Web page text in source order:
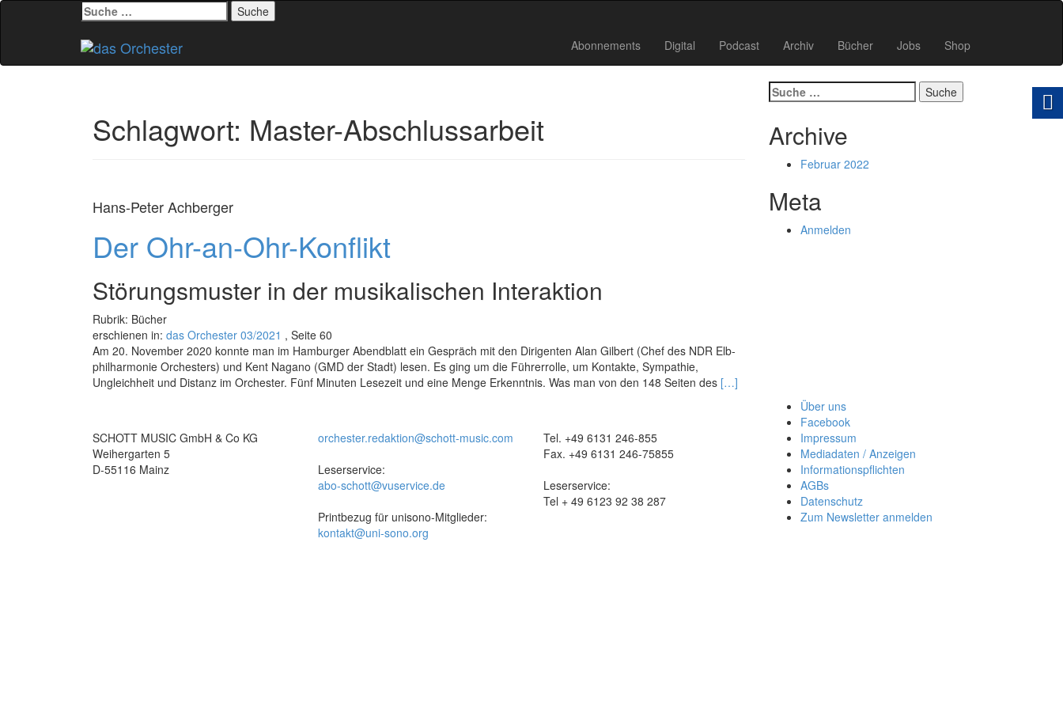
Suche
nach:
springen
Abonnements Digital Podcast Archiv Bücher Jobs Shop
Schlagwort: Master-Abschlussarbeit
Hans-Peter Achberger
Der Ohr-an-Ohr-Konflikt
Störungsmuster in der musikalischen Interaktion
Rubrik: Bücher
erschienen in: das Orchester 03/2021 , Seite 60
Am 20. November 2020 konn­te man im Hamburger Abendblatt ein Gespräch mit den Dirigenten Alan Gilbert (Chef des NDR Elb­
philharmonie Orchesters) und Kent Nagano (GMD der Stadt) lesen. Es ging um die Führerrolle, um Kon­takte, Sympathie,
Ungleichheit und Distanz im Orchester. Fünf Minu­ten Lesezeit und eine Menge Er­kenntnis. Was man von den 148 Seiten des Read
[…]
Suche
nach:
Archive
Februar 2022
Meta
Anmelden
SCHOTT MUSIC GmbH & Co KG
Weihergarten 5
D-55116 Mainz
orchester.redaktion@schott-music.com
Leserservice:
abo-schott@vuservice.de
Printbezug für unisono-Mitglieder:
kontakt@uni-sono.org
Tel. +49 6131 246-855
Fax. +49 6131 246-75855
Leserservice:
Tel + 49 6123 92 38 287
Über uns
Facebook
Impressum
Mediadaten / Anzeigen
Informationspflichten
AGBs
Datenschutz
Zum Newsletter anmelden